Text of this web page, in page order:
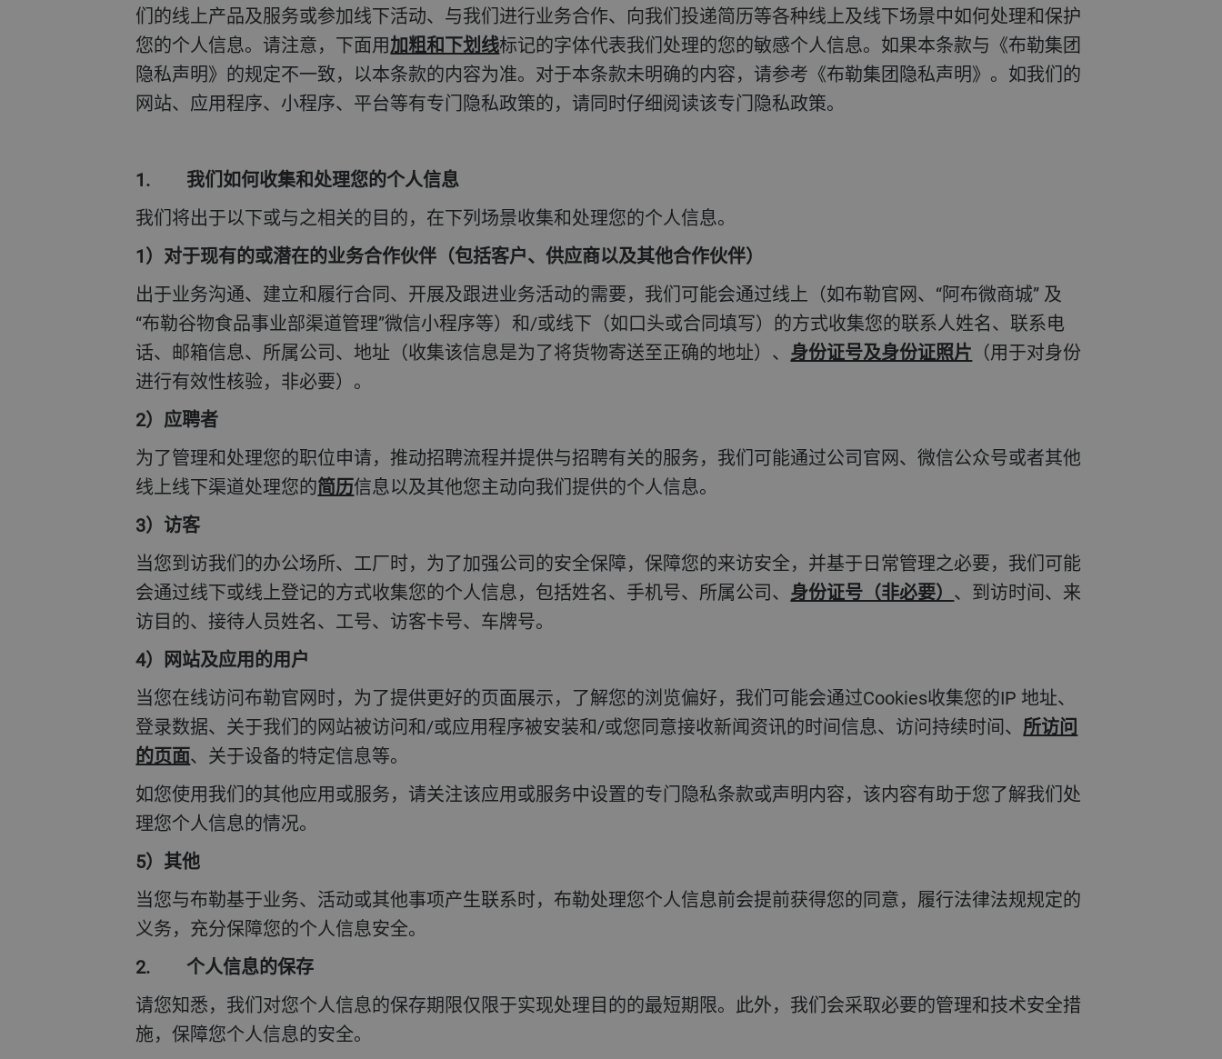
们的线上产品及服务或参加线下活动、与我们进行业务合作、向我们投递简历等各种线上及线下场景中如何处理和保护
您的个人信息。请注意，下面用加粗和下划线标记的字体代表我们处理的您的敏感个人信息。如果本条款与《布勒集团
隐私声明》的规定不一致，以本条款的内容为准。对于本条款未明确的内容，请参考《布勒集团隐私声明》。如我们的
网站、应用程序、小程序、平台等有专门隐私政策的，请同时仔细阅读该专门隐私政策。
1. 我们如何收集和处理您的个人信息
我们将出于以下或与之相关的目的，在下列场景收集和处理您的个人信息。
1）对于现有的或潜在的业务合作伙伴（包括客户、供应商以及其他合作伙伴）
出于业务沟通、建立和履行合同、开展及跟进业务活动的需要，我们可能会通过线上（如布勒官网、“阿布微商城” 及
“布勒谷物食品事业部渠道管理”微信小程序等）和/或线下（如口头或合同填写）的方式收集您的联系人姓名、联系电
话、邮箱信息、所属公司、地址（收集该信息是为了将货物寄送至正确的地址）、 身份证号及身份证照片 （用于对身份
进行有效性核验，非必要）。
2）应聘者
为了管理和处理您的职位申请，推动招聘流程并提供与招聘有关的服务，我们可能通过公司官网、微信公众号或者其他
线上线下渠道处理您的简历信息以及其他您主动向我们提供的个人信息。
3）访客
当您到访我们的办公场所、工厂时，为了加强公司的安全保障，保障您的来访安全，并基于日常管理之必要，我们可能
会通过线下或线上登记的方式收集您的个人信息，包括姓名、手机号、所属公司、 身份证号（非必要） 、到访时间、来
访目的、接待人员姓名、工号、访客卡号、车牌号。
4）网站及应用的用户
当您在线访问布勒官网时，为了提供更好的页面展示，了解您的浏览偏好，我们可能会通过Cookies收集您的IP 地址、
登录数据、关于我们的网站被访问和/或应用程序被安装和/或您同意接收新闻资讯的时间信息、访问持续时间、 所访问
的页面、关于设备的特定信息等。
如您使用我们的其他应用或服务，请关注该应用或服务中设置的专门隐私条款或声明内容，该内容有助于您了解我们处
理您个人信息的情况。
5）其他
当您与布勒基于业务、活动或其他事项产生联系时，布勒处理您个人信息前会提前获得您的同意，履行法律法规规定的
义务，充分保障您的个人信息安全。
2. 个人信息的保存
请您知悉，我们对您个人信息的保存期限仅限于实现处理目的的最短期限。此外，我们会采取必要的管理和技术安全措
施，保障您个人信息的安全。